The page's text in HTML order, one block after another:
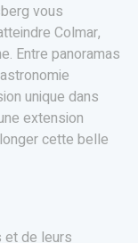
vous
Colmar,
Entre panoramas
unique dans
extension
cette belle
de leurs